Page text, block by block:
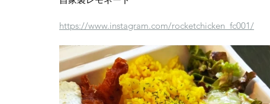
https://www.instagram.com/rocketchicken_fc001/